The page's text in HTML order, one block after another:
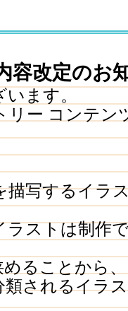
容改定のお
ます。
リー コンテン
描写するイラ
ラストは制作
ることから、
されるイラ